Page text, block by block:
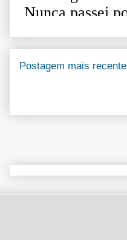
Postagem mais recente